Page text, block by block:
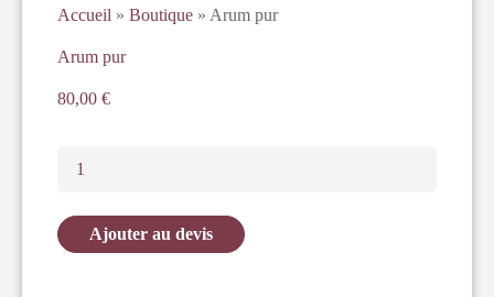
Accueil » Boutique » Arum pur
Arum pur
80,00 €
Ajouter au devis